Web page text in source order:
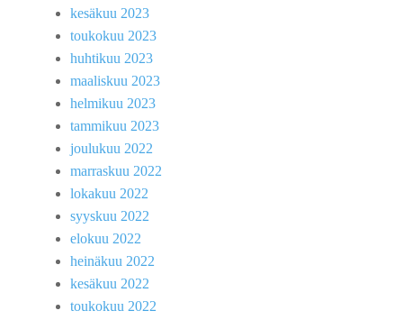
kesäkuu 2023
toukokuu 2023
huhtikuu 2023
maaliskuu 2023
helmikuu 2023
tammikuu 2023
joulukuu 2022
marraskuu 2022
lokakuu 2022
syyskuu 2022
elokuu 2022
heinäkuu 2022
kesäkuu 2022
toukokuu 2022